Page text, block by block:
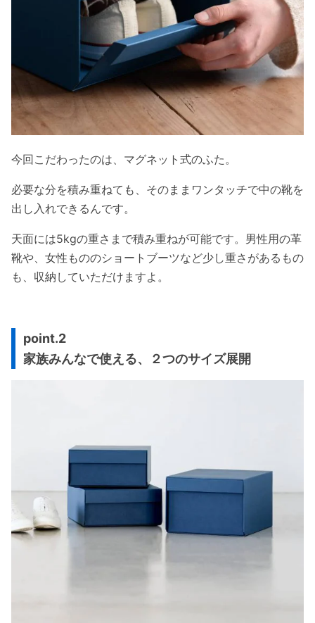
今回こだわったのは、マグネット式のふた。
必要な分を積み重ねても、そのままワンタッチで中の靴を
出し入れできるんです。
天面には5kgの重さまで積み重ねが可能です。男性用の革
靴や、女性もののショートブーツなど少し重さがあるもの
も、収納していただけますよ。
point.2
家族みんなで使える、２つのサイズ展開